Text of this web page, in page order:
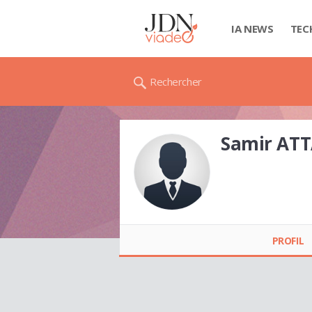
IA NEWS
Rechercher
Samir
PROFIL